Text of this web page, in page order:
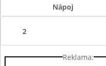
Nápoj
2
Reklama: